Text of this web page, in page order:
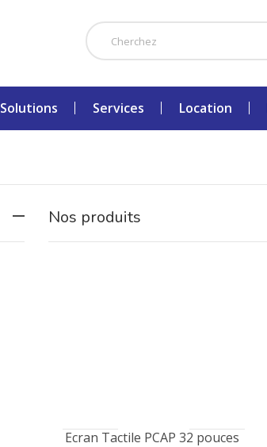
Solutions Services Location
Nos produits
Ecran Tactile PCAP 32 pouces